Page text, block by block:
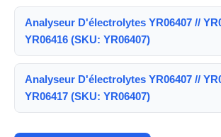
Analyseur D'électrolytes YR06407 //
YR06416 (SKU: YR06407)
Analyseur D'électrolytes YR06407 //
YR06417 (SKU: YR06407)